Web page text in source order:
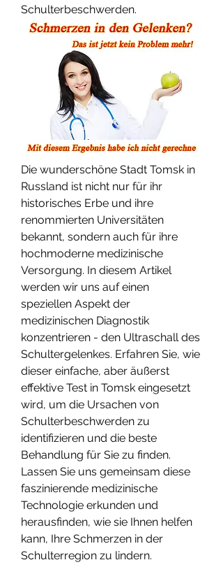
Schulterbeschwerden.
Die wunderschöne Stadt Tomsk in
Russland ist nicht nur für ihr
historisches Erbe und ihre
renommierten Universitäten
bekannt, sondern auch für ihre
hochmoderne medizinische
Versorgung. In diesem Artikel
werden wir uns auf einen
speziellen Aspekt der
medizinischen Diagnostik
konzentrieren - den Ultraschall des
Schultergelenkes. Erfahren Sie, wie
dieser einfache, aber äußerst
effektive Test in Tomsk eingesetzt
wird, um die Ursachen von
Schulterbeschwerden zu
identifizieren und die beste
Behandlung für Sie zu finden.
Lassen Sie uns gemeinsam diese
faszinierende medizinische
Technologie erkunden und
herausfinden, wie sie Ihnen helfen
kann, Ihre Schmerzen in der
Schulterregion zu lindern.